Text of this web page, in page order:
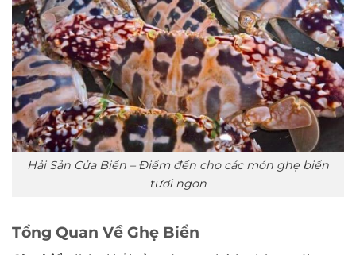
Hải Sản Cửa Biển – Điểm đến cho các món ghẹ biển
tươi ngon
Tổng Quan Về Ghẹ Biển